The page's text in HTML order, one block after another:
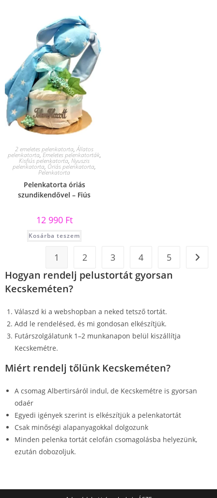
2 emeletes pelenkatorta,Állatos
pelenkatorta,Emeletes pelenkatorták,
Kisfiús pelenkatorta, Nyuszis
pelenkatorta, Óriás pelenkatorta,
Pelenkatorta
Pelenkatorta óriás
szundikendővel – Fiús
12 990 Ft
Kosárba teszem
1 2 3 4 5
Hogyan rendelj pelustortát gyorsan
Kecskeméten?
Válaszd ki a webshopban a neked tetsző tortát.
Add le rendelésed, és mi gondosan elkészítjük.
Futárszolgálatunk 1–2 munkanapon belül kiszállítja
Kecskemétre.
Miért rendelj tőlünk Kecskeméten?
A csomag Albertirsáról indul, de Kecskemétre is gyorsan
odaér
Egyedi igények szerint is elkészítjük a pelenkatortát
Csak minőségi alapanyagokkal dolgozunk
Minden pelenka tortát celofán csomagolásba helyezünk,
ezután dobozoljuk.